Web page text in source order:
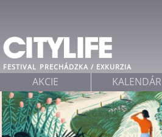
FESTIVAL PRECHÁDZKA / EXKURZIA
AKCIE KALENDÁR